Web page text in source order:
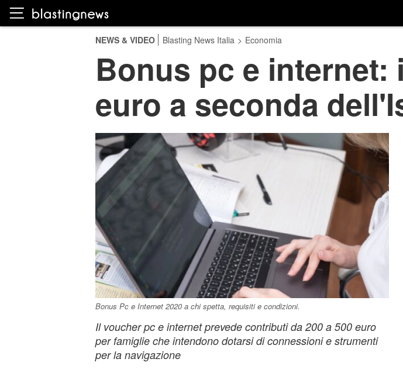
NEWS & VIDEO Blasting News Italia > Economia
Bonus pc e internet:
euro a seconda
Bonus Pc e Internet 2020 a chi spetta, requisiti e condizioni.
Il voucher pc e internet prevede contributi da 200 a 500 euro
per famiglie che intendono dotarsi di connessioni e strumenti
per la navigazione